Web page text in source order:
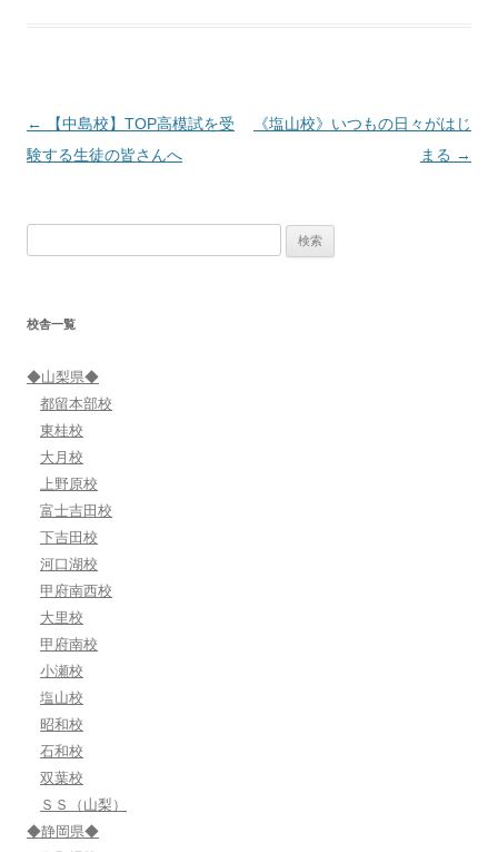
投
稿
ン
←
【中島校】TOP高模試を受
験する生徒の皆さんへ
《塩山校》いつもの日々がはじ
まる →
校舎一覧
◆山梨県◆
都留本部校
東桂校
大月校
上野原校
富士吉田校
下吉田校
河口湖校
甲府南西校
大里校
甲府南校
小瀬校
塩山校
昭和校
石和校
双葉校
ＳＳ（山梨）
◆静岡県◆